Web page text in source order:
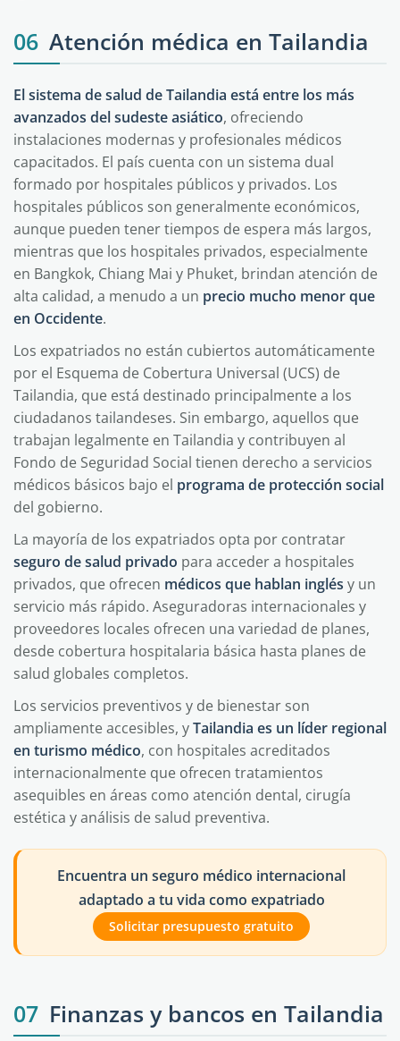
06 Atención médica en Tailandia
El sistema de salud de Tailandia está entre los más
avanzados del sudeste asiático, ofreciendo
instalaciones modernas y profesionales médicos
capacitados. El país cuenta con un sistema dual
formado por hospitales públicos y privados. Los
hospitales públicos son generalmente económicos,
aunque pueden tener tiempos de espera más largos,
mientras que los hospitales privados, especialmente
en Bangkok, Chiang Mai y Phuket, brindan atención de
alta calidad, a menudo a un precio mucho menor que
en Occidente.
Los expatriados no están cubiertos automáticamente
por el Esquema de Cobertura Universal (UCS) de
Tailandia, que está destinado principalmente a los
ciudadanos tailandeses. Sin embargo, aquellos que
trabajan legalmente en Tailandia y contribuyen al
Fondo de Seguridad Social tienen derecho a servicios
médicos básicos bajo el programa de protección social
del gobierno.
La mayoría de los expatriados opta por contratar
seguro de salud privado para acceder a hospitales
privados, que ofrecen médicos que hablan inglés y un
servicio más rápido. Aseguradoras internacionales y
proveedores locales ofrecen una variedad de planes,
desde cobertura hospitalaria básica hasta planes de
salud globales completos.
Los servicios preventivos y de bienestar son
ampliamente accesibles, yTailandia es un líder regional
en turismo médico, con hospitales acreditados
internacionalmente que ofrecen tratamientos
asequibles en áreas como atención dental, cirugía
estética y análisis de salud preventiva.
Encuentra un seguro médico internacional
adaptado a tu vida como expatriado
Solicitar presupuesto gratuito
07 Finanzas y bancos en Tailandia